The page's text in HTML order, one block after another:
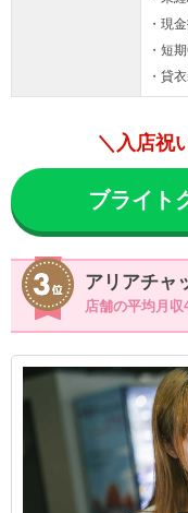
・現
・短
・貸
＼入店祝
ブライト
アリアチャ
店舗の平均月